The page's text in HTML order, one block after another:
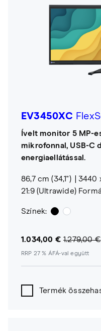
EV3450XC
Ívelt monitor 5 MP-
mikrofonnal, USB-C
energiaellátással.
86,7 cm (34,1")
3440
21:9 (Ultrawide)
Színek:
1.034,00 € 1.279,00 €
RRP 27 % ÁFÁ-val együtt
Termék